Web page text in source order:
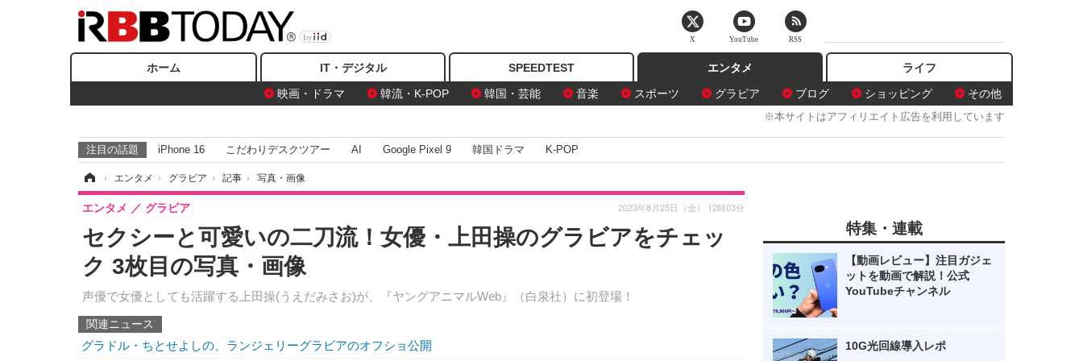
ホーム IT・デジタル SPEEDTEST
エンタメ
映画・ドラマ
韓流・K-POP 韓国・芸能 音楽 スポーツ グラビア ブログ ショッピング その他
ライフ
※本サイトはアフィリエイト広告を利用しています
注目の話題 iPhone 16 こだわりデスクツアー AI Google Pixel 9 韓国ドラマ K-POP
› エンタメ › グラビア › 記事 › 写真・画像
セクシーと可愛いの二刀流！女優・上田操のグラビアをチェッ
ク 3枚目の写真・画像
声優で女優としても活躍する上田操(うえだみさお)が、『ヤングアニマルWeb』（白泉社）に初登場！
エンタメ グラビア 2023年8月25日（金） 12時03分
関連ニュース
グラドル・ちとせよしの、ランジェリーグラビアのオフショ公開
特集・連載
【動画レビュー】注目ガジェ
ットを動画で解説！公式
YouTubeチャンネル
10G光回線導入レポ
X YouTube RSS